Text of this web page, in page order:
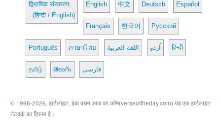
द्विभाषिक संस्करण:
(हिन्दी / English)
English 中文 Deutsch Español
Français 한국어 Русский
Português ภาษาไทย اللغة العربية اُردو हिन्दी
தமிழ் తెలుగు فارسی
© 1998-2026, हार्टलाइट, इंक वचन आज का.कॉम(verseoftheday.com) यह एक हार्टलाइट
नेटवर्क का हिस्सा है।